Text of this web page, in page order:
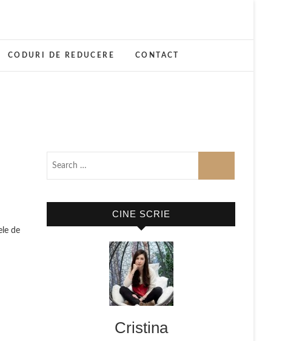
CODURI DE REDUCERE CONTACT
CINE SCRIE
Cristina